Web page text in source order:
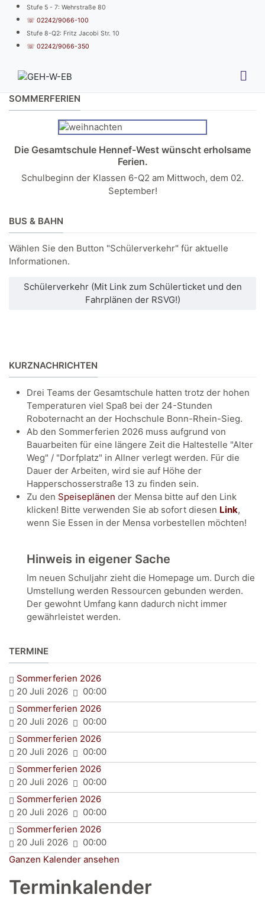
Stufe 5 - 7: Wehrstraße 80
☏ 02242/9066-100
Stufe 8-Q2: Fritz Jacobi Str. 10
☏ 02242/9066-350
SOMMERFERIEN
Die Gesamtschule Hennef-West wünscht erholsame
Ferien.
Schulbeginn der Klassen 6-Q2 am Mittwoch, dem 02.
September!
BUS & BAHN
Wählen Sie den Button "Schülerverkehr" für aktuelle
Informationen.
Schülerverkehr (Mit Link zum Schülerticket und den
Fahrplänen der RSVG!)
KURZNACHRICHTEN
Drei Teams der Gesamtschule hatten trotz der hohen
Temperaturen viel Spaß bei der 24-Stunden
Roboternacht an der Hochschule Bonn-Rhein-Sieg.
Ab den Sommerferien 2026 muss aufgrund von
Bauarbeiten für eine längere Zeit die Haltestelle "Alter
Weg" / "Dorfplatz" in Allner verlegt werden. Für die
Dauer der Arbeiten, wird sie auf Höhe der
Happerschosserstraße 13 zu finden sein.
Zu den Speiseplänen der Mensa bitte auf den Link
klicken! Bitte verwenden Sie ab sofort diesen Link,
wenn Sie Essen in der Mensa vorbestellen möchten!
Hinweis in eigener Sache
Im neuen Schuljahr zieht die Homepage um. Durch die
Umstellung werden Ressourcen gebunden werden.
Der gewohnt Umfang kann dadurch nicht immer
gewährleistet werden.
TERMINE
Sommerferien 2026
20 Juli 2026
00:00
Sommerferien 2026
20 Juli 2026
00:00
Sommerferien 2026
20 Juli 2026
00:00
Sommerferien 2026
20 Juli 2026
00:00
Sommerferien 2026
20 Juli 2026
00:00
Sommerferien 2026
20 Juli 2026
00:00
Ganzen Kalender ansehen
Terminkalender